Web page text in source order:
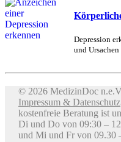
Depression
und Ursachen
© 2026 MedizinDoc
Impressum & Datenschutz
kostenfreie Beratung ist
Di und Do von 09:30 –
und Mi und Fr von 09.30